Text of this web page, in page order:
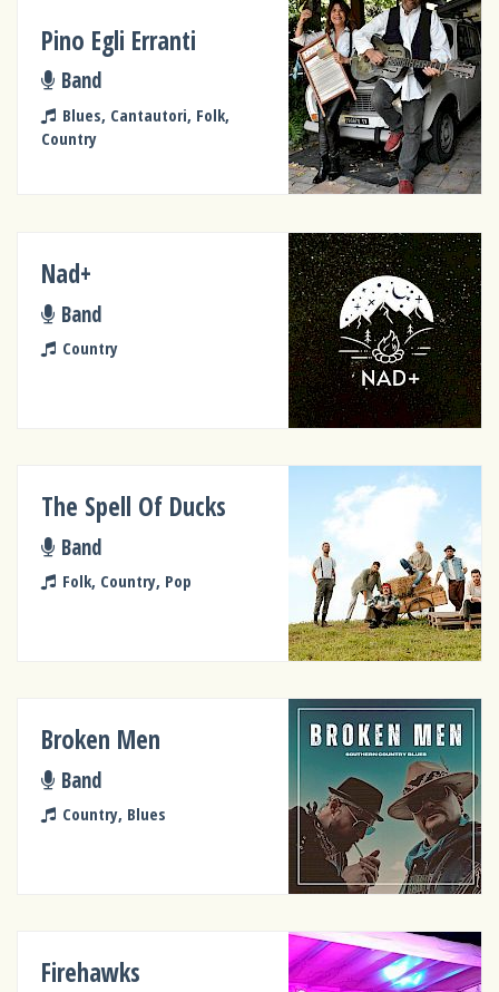
Pino Egli Erranti
Band
Blues, Cantautori, Folk,
Country
Nad+
Band
Country
The Spell Of Ducks
Band
Folk, Country, Pop
Broken Men
Band
Country, Blues
Firehawks